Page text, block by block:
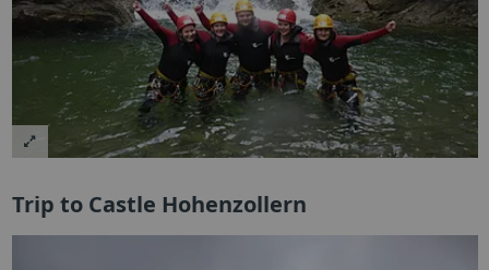
Trip to Castle Hohenzollern